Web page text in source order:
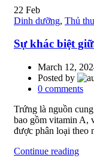
22 Feb
Dinh dưỡng, Thủ
Sự khác biệt
March 12,
Posted by
0 comments
Trứng là nguồn
bao gồm vitamin A,
được phân loại theo
Continue reading